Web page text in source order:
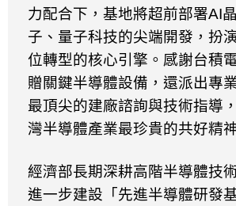
力配合下，基地將超前部署AI
子、量子科技的尖端開發，扮
位轉型的核心引擎。感謝台積
贈關鍵半導體設備，還派出專
最頂尖的建廠諮詢與技術指導
灣半導體產業最珍貴的共好精
經濟部長期深耕高階半導體技
進一步建設「先進半導體研發